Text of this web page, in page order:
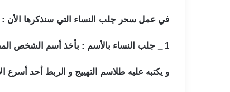
في عمل سحر جلب النساء التي سنذكرها الأن :
1 _ جلب النساء بالأسم : بأخذ أسم الشخص المطلوب جلبه و عمل محظر روحاني سفلي خاص
و يكتبه عليه طلاسم التهييج و الربط أحد أسرع